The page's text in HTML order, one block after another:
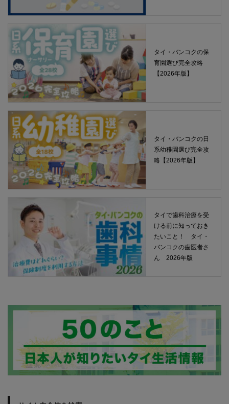
タイ・バンコクの保
育園選び完全攻略
【2026年版】
タイ・バンコクの日
系幼稚園選び完全攻
略【2026年版】
タイで歯科治療を受
ける前に知っておき
たいこと！ タイ・
バンコクの歯医者さ
ん 2026年版